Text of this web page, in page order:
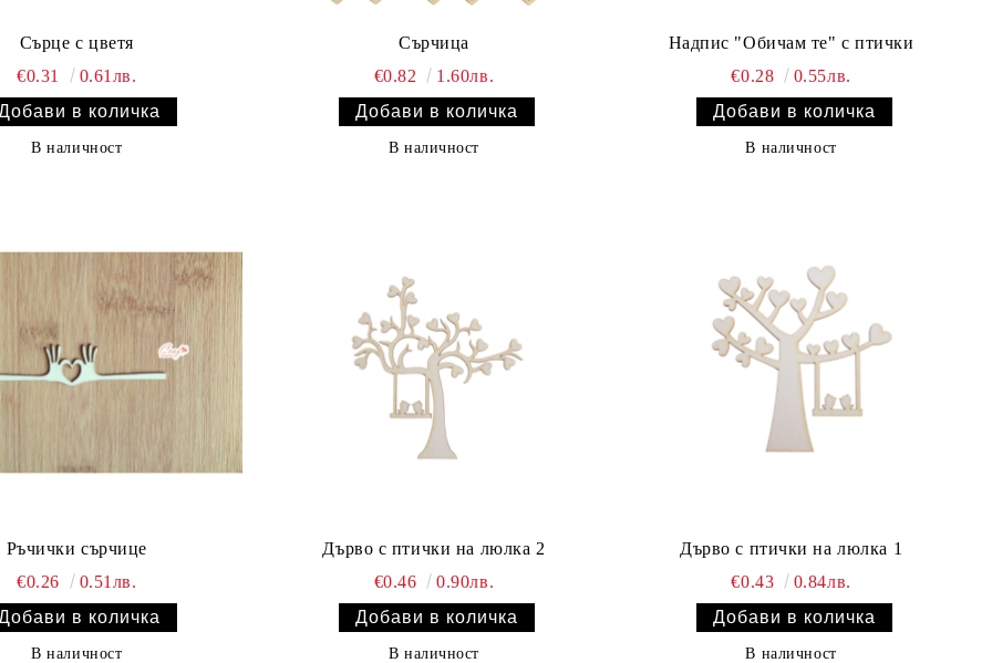
Сърце с цветя
€0.31
0.61лв.
В наличност
Сърчица
€0.82
1.60лв.
В наличност
Надпис "Обичам те" с птички
€0.28
0.55лв.
В наличност
Ръчички сърчице
€0.26
0.51лв.
В наличност
Дърво с птички на люлка 2
€0.46
0.90лв.
В наличност
Дърво с птички на люлка 1
€0.43
0.84лв.
В наличност